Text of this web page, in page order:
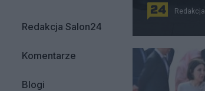
Redakcja Salon24
Komentarze
Blogi
Redakcja